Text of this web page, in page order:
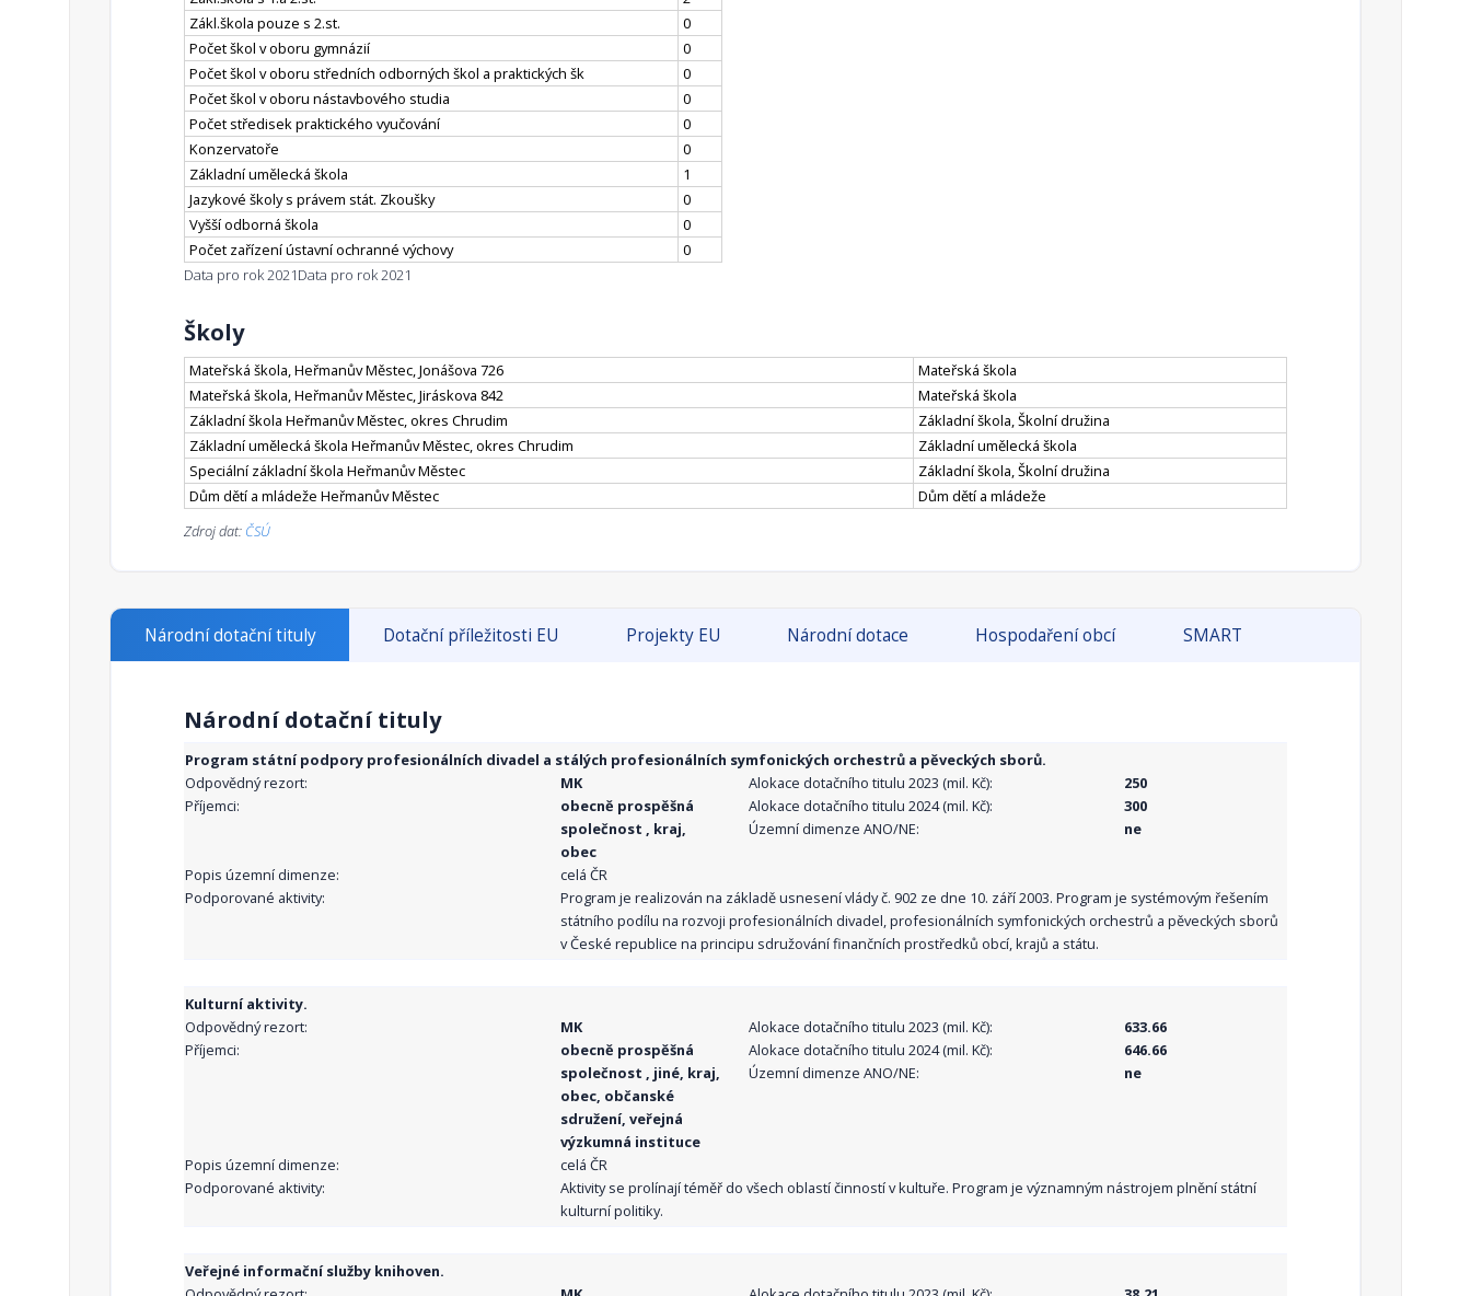
Zákl.škola pouze s 2.st.
0
Počet škol v oboru gymnázií
0
Počet škol v oboru středních odborných škol a praktických šk
0
Počet škol v oboru nástavbového studia
0
Počet středisek praktického vyučování
0
Konzervatoře
0
Základní umělecká škola
1
Jazykové školy s právem stát. Zkoušky
0
Vyšší odborná škola
0
Počet zařízení ústavní ochranné výchovy
0
Data pro rok 2021Data pro rok 2021
Školy
Mateřská škola, Heřmanův Městec, Jonášova 726
Mateřská škola
Mateřská škola, Heřmanův Městec, Jiráskova 842
Mateřská škola
Základní škola Heřmanův Městec, okres Chrudim
Základní škola, Školní družina
Základní umělecká škola Heřmanův Městec, okres Chrudim
Základní umělecká škola
Speciální základní škola Heřmanův Městec
Základní škola, Školní družina
Dům dětí a mládeže Heřmanův Městec
Dům dětí a mládeže
Zdroj dat: ČSÚ
Národní dotační tituly Dotační příležitosti EU Projekty EU Národní dotace Hospodaření obcí SMART
Národní dotační tituly
Program státní podpory profesionálních divadel a stálých profesionálních symfonických orchestrů a pěveckých sborů.
Odpovědný rezort:
MK
Příjemci:
obecně prospěšná
společnost , kraj,
obec
Alokace dotačního titulu 2023 (mil. Kč):
250
Alokace dotačního titulu 2024 (mil. Kč):
300
Územní dimenze ANO/NE:
ne
Popis územní dimenze:
celá ČR
Podporované aktivity:
Program je realizován na základě usnesení vlády č. 902 ze dne 10. září 2003. Program je systémovým řešením
státního podílu na rozvoji profesionálních divadel, profesionálních symfonických orchestrů a pěveckých sborů
v České republice na principu sdružování finančních prostředků obcí, krajů a státu.
Kulturní aktivity.
Odpovědný rezort:
MK
Příjemci:
obecně prospěšná
společnost , jiné, kraj,
obec, občanské
sdružení, veřejná
výzkumná instituce
Alokace dotačního titulu 2023 (mil. Kč):
633.66
Alokace dotačního titulu 2024 (mil. Kč):
646.66
Územní dimenze ANO/NE:
ne
Popis územní dimenze:
celá ČR
Podporované aktivity:
Aktivity se prolínají téměř do všech oblastí činností v kultuře. Program je významným nástrojem plnění státní
kulturní politiky.
Veřejné informační služby knihoven.